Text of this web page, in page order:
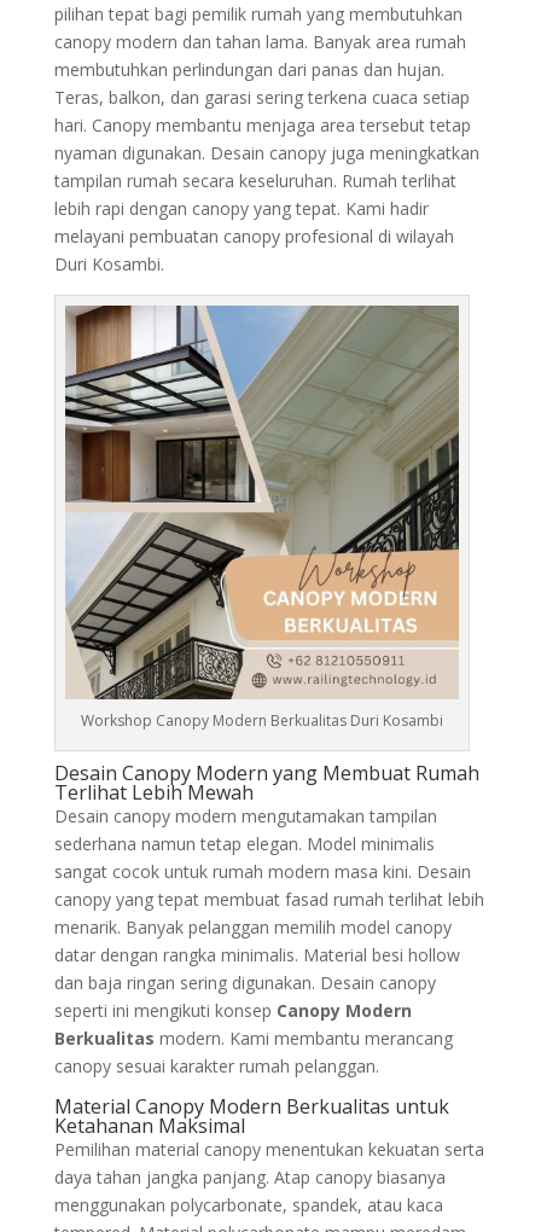
pilihan tepat bagi pemilik rumah yang membutuhkan
canopy modern dan tahan lama. Banyak area rumah
membutuhkan perlindungan dari panas dan hujan.
Teras, balkon, dan garasi sering terkena cuaca setiap
hari. Canopy membantu menjaga area tersebut tetap
nyaman digunakan. Desain canopy juga meningkatkan
tampilan rumah secara keseluruhan. Rumah terlihat
lebih rapi dengan canopy yang tepat. Kami hadir
melayani pembuatan canopy profesional di wilayah
Duri Kosambi.
Workshop Canopy Modern Berkualitas Duri Kosambi
Desain Canopy Modern yang Membuat Rumah
Terlihat Lebih Mewah
Desain canopy modern mengutamakan tampilan
sederhana namun tetap elegan. Model minimalis
sangat cocok untuk rumah modern masa kini. Desain
canopy yang tepat membuat fasad rumah terlihat lebih
menarik. Banyak pelanggan memilih model canopy
datar dengan rangka minimalis. Material besi hollow
dan baja ringan sering digunakan. Desain canopy
seperti ini mengikuti konsep Canopy Modern
Berkualitas modern. Kami membantu merancang
canopy sesuai karakter rumah pelanggan.
Material Canopy Modern Berkualitas untuk
Ketahanan Maksimal
Pemilihan material canopy menentukan kekuatan serta
daya tahan jangka panjang. Atap canopy biasanya
menggunakan polycarbonate, spandek, atau kaca